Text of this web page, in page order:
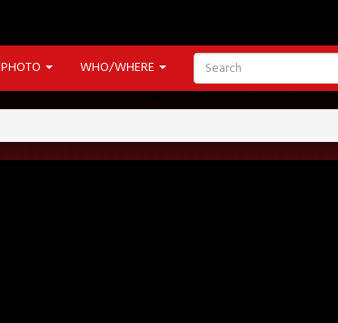
PHOTO WHO/WHERE